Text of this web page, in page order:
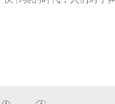
大带宽服务器地址提供了